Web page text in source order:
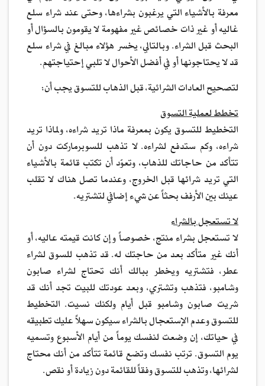
معرفة بالأشياء التي يرغبون بشراءها، وحتى عند شراء سلع
غاليه أو غير ذات خصائص غير مفهومة لا يقومون بالسؤال أو
البحث قبل الشراء. وبالتالي، يخسر هؤلاء مبالغ في شراء سلع
قد لا يحتاجونها أو في أفضل الأحوال لا تلبي إحتياجتهم.
لتصحيح العادات الشرائية، قبل الذهاب للتسوق يجب أن:
تخطط لعملية التسوق
التخطيط للتسوق يكون بمعرفة ماذا تريد شراءه، ولماذا تريد
شراءه، وكم ستدفع لشراءه. لا تذهب للسوبرماركت دون أن
تتأكد من حاجاتك للذهاب، وتعوّد أن تكتب قائمة بالأشياء
التي تريد شرائها قبل الخروج، وعندما تصل هناك لا تقلب
عينك بين الأرفف بحثاً عن شيء إضافي لتشتريه.
لا تستعجل بالشراء
لا تستعجل بشراء منتج، خصوصاً وإن كانت قيمته عاليه، أو
أنك غير متأكد بعد من حاجتك له. قد تذهب للسوق لشراء
عطر، فتشتريه ويخطر ببالك أنك تحتاج لشراء صابون
وشامبو، فتذهب وتشتري، وبعد عودتك للبيت تجد أنك قد
شريت صابون وشامبو قبل أيام ولكنك نسيت. التخطيط
للتسوق وعدم الإستعجال بالشراء سيكون سهلاً عليك تطبيقه
في حياتك، إن وضعت لنفسك يوماً من أيام الأسبوع وتسميه
يوم التسوق. ترتب نفسك وتضع قائمة تتأكد من أنك محتاج
لشرائها، وتذهب للتسوق وفقاً للقائمة دون زيادة أو نقص.